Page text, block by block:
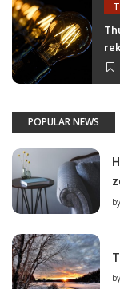
POPULAR NEWS
by
by